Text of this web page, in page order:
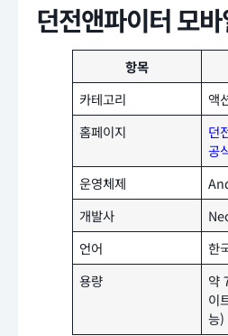
던전앤파이터 모
항목
카테고리
액
홈페이지
던
공
운영체제
개발사
언어
한
용량
약
이
능)